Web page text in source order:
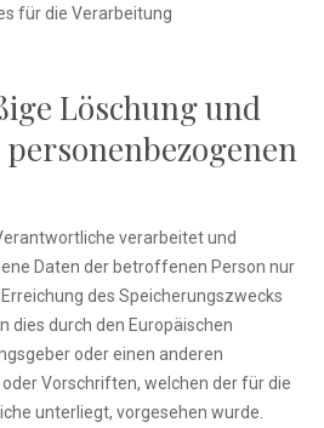
für die Verarbeitung
Löschung und
verarbeitet und
Daten der betroffenen Person nur
des Speicherungszwecks
dies durch den Europäischen
oder einen anderen
Vorschriften, welchen der für die
unterliegt, vorgesehen wurde.